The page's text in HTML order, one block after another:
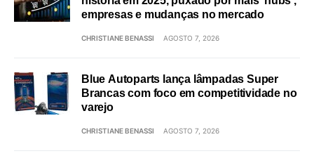
empresas e mudanças no mercado
CHRISTIANE BENASSI AGOSTO 7, 2026
Blue Autoparts lança lâmpadas Super
Brancas com foco em competitividade no
varejo
CHRISTIANE BENASSI AGOSTO 7, 2026